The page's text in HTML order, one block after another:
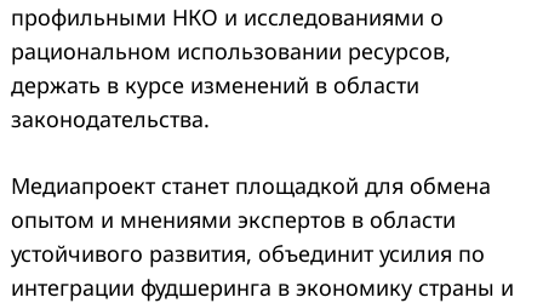
профильными НКО и исследованиями о
рациональном использовании ресурсов,
держать в курсе изменений в области
законодательства.
Медиапроект станет площадкой для обмена
опытом и мнениями экспертов в области
устойчивого развития, объединит усилия по
интеграции фудшеринга в экономику страны и